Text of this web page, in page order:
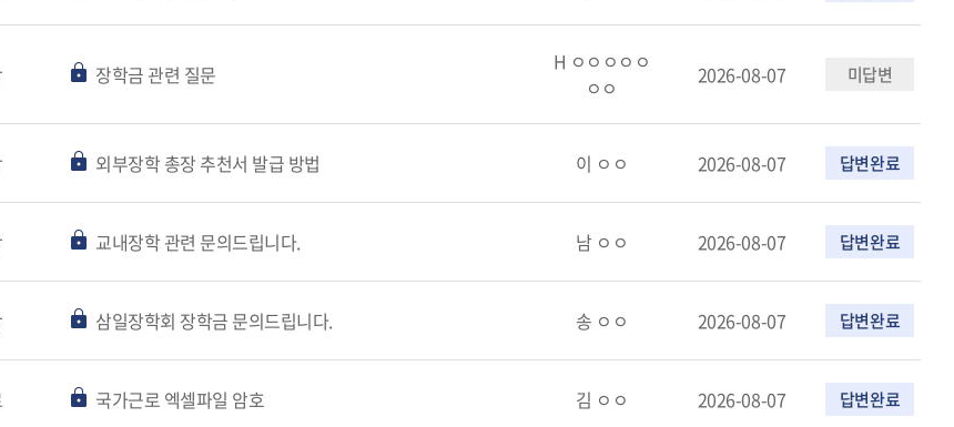
장학금 관련 질문
H ㅇㅇㅇㅇㅇ
ㅇㅇ
2026-08-07 미답변
외부장학 총장 추천서 발급 방법 이 ㅇㅇ 2026-08-07 답변완료
교내장학 관련 문의드립니다. 남 ㅇㅇ 2026-08-07 답변완료
삼일장학회 장학금 문의드립니다. 송 ㅇㅇ 2026-08-07 답변완료
국가근로 엑셀파일 암호 김 ㅇㅇ 2026-08-07 답변완료